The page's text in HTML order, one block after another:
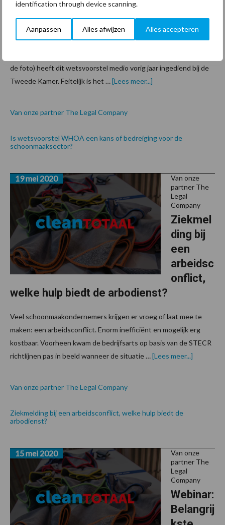
identification through device scanning.
Aanpassen Alles afwijzen Alles accepteren
kans of bedreiging voor de
schoonmaaksector?
Al jarenlang is de Wet Homologatie Onderhands Akkoord (hierna
de foto) heeft dit wetsvoorstel medio vorig jaar ingediend bij de
Tweede Kamer. Feitelijk is het …[Lees meer...]
Van onze partner The Legal Company
Is wetsvoorstel WHOA een kans of bedreiging voor de
schoonmaaksector?
Van onze
partner The
Legal
Company
Ziekmel
ding bij
een
arbeidsc
onflict,
welke hulp biedt de arbodienst?
19 mei 2020
Veel schoonmaakondernemers krijgen er vroeg of laat mee te
maken: een arbeidsconflict. Enorm inefficiënt en mogelijk erg
kostbaar. Voorheen kwam de bedrijfsarts op basis van de STECR
richtlijnen pas in beeld wanneer de situatie …[Lees meer...]
Van onze partner The Legal Company
Ziekmelding bij een arbeidsconflict, welke hulp biedt de
arbodienst?
Van onze
partner The
Legal
Company
Webinar:
Belangrij
15 mei 2020